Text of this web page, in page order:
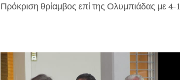
Πρόκριση θρίαμβος επί της Ολυμπιάδας με 4-1